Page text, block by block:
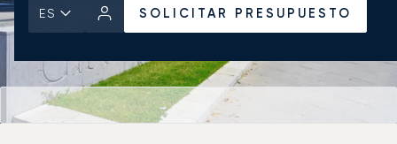
ES SOLICITAR PRESUPUESTO